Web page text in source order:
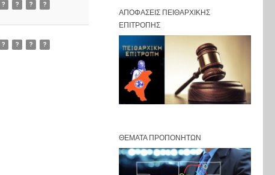
? ? ? ?
? ? ? ?
ΑΠΟΦΆΣΕΙΣ ΠΕΙΘΑΡΧΙΚΉΣ
ΕΠΙΤΡΟΠΉΣ
ΘΈΜΑΤΑ ΠΡΟΠΟΝΗΤΏΝ